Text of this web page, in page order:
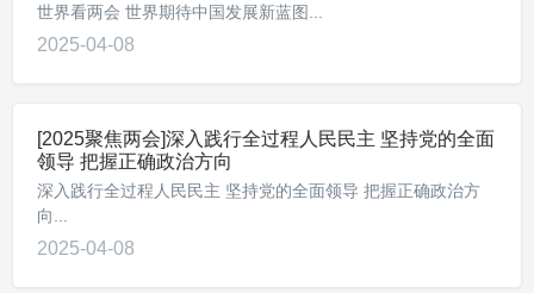
o
n
世界看两会 世界期待中国发展新蓝图...
2025-04-08
[2025聚焦两会]深入践行全过程人民民主 坚持党的全面
领导 把握正确政治方向
深入践行全过程人民民主 坚持党的全面领导 把握正确政治方
向...
2025-04-08